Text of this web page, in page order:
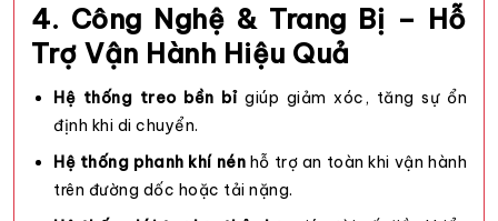
4. Công Nghệ & Trang Bị – Hỗ
Trợ Vận Hành Hiệu Quả
Hệ thống treo bền bỉgiúp giảm xóc, tăng sự ổn
định khi di chuyển.
Hệ thống phanh khí nén hỗ trợ an toàn khi vận hành
trên đường dốc hoặc tải nặng.